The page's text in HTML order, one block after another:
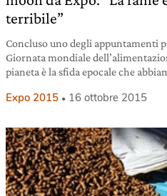
terribile”
Concluso uno degli appuntamenti
Giornata mondiale
pianeta è la sfida epocale che
Expo 2015 16 ottobre 2015